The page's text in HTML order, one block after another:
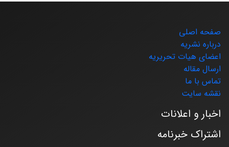
صفحه اصلی
درباره نشریه
اعضای هیات تحریریه
ارسال مقاله
تماس با ما
نقشه سایت
اخبار و اعلانات
اشتراک خبرنامه